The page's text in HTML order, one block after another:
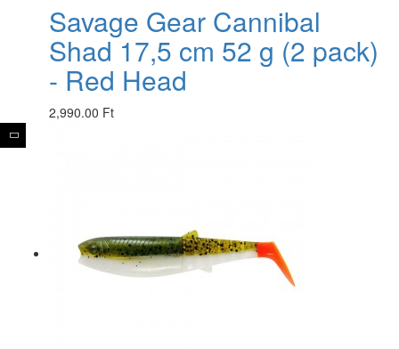
Savage Gear Cannibal
Shad 17,5 cm 52 g (2 pack)
- Red Head
2,990.00 Ft